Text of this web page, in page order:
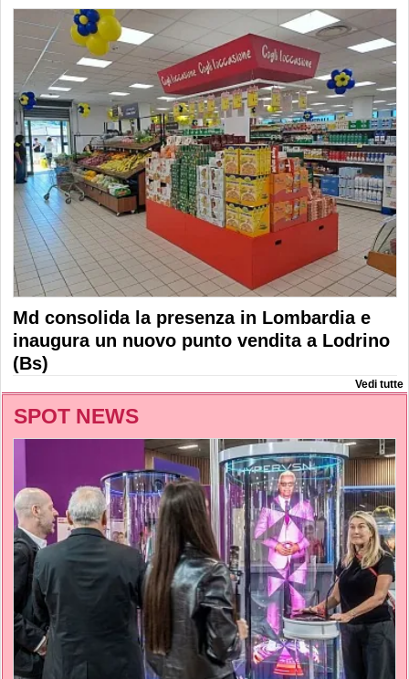
Md consolida la presenza in Lombardia e
inaugura un nuovo punto vendita a Lodrino
(Bs)
Vedi tutte
SPOT NEWS